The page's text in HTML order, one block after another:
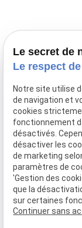
03 28 68 82 00
06 80 84 45 90
Adresse
10, chemin de
59470
Horaires
09:00 - 17:00
Lundi - Samedi
Le secret de
Le respect
Notre site utilise
de navigation et
cookies
fonctionnement
désactivés.
désactiver les
de marketing
paramètres de
'Gestion des
que la
sur certaines
Continuer sans